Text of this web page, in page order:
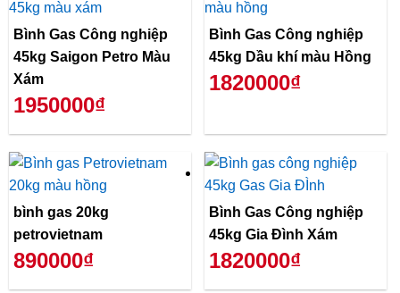
Bình Gas Công nghiệp
45kg Saigon Petro Màu
Xám
1950000₫
Bình Gas Công nghiệp
45kg Dầu khí màu Hồng
1820000₫
bình gas 20kg
petrovietnam
890000₫
Bình Gas Công nghiệp
45kg Gia Đình Xám
1820000₫